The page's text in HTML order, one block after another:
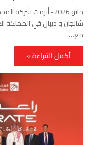
مايو 2026- أبرمت
شانجان و ديبال في المملكة
مع…
أكمل القراءة »